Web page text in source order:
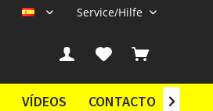
Service/Hilfe
VÍDEOS CONTACTO 